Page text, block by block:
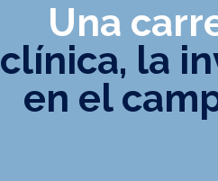
Una
clínica, la
en el